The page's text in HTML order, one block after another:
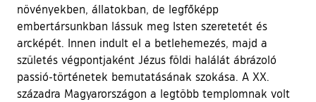
növényekben, állatokban, de legfőképp
embertársunkban lássuk meg Isten szeretetét és
arcképét. Innen indult el a betlehemezés, majd a
születés végpontjaként Jézus földi halálát ábrázoló
passió-történetek bemutatásának szokása. A XX.
századra Magyarországon a legtöbb templomnak volt